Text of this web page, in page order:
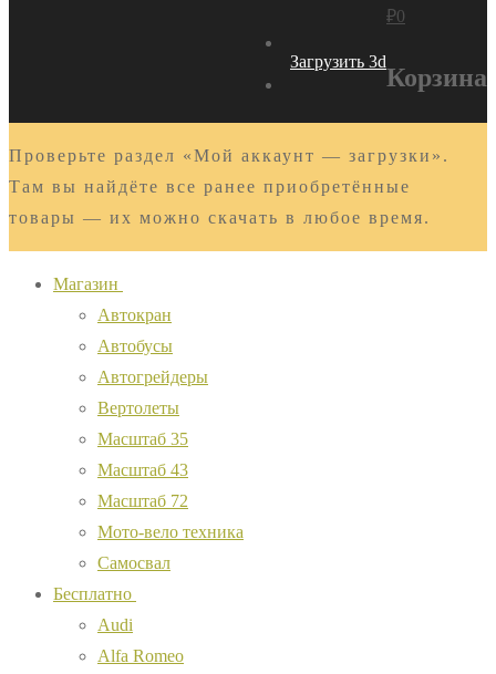
Загрузить 3d
₽0
Корзина
Проверьте раздел «Мой аккаунт — загрузки».
Там вы найдёте все ранее приобретённые
товары — их можно скачать в любое время.
Магазин
Автокран
Автобусы
Автогрейдеры
Вертолеты
Масштаб 35
Масштаб 43
Масштаб 72
Мото-вело техника
Самосвал
Бесплатно
Audi
Alfa Romeo